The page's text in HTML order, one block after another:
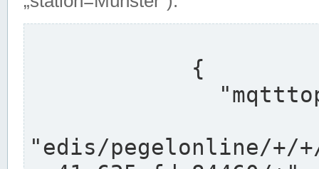
"edis/pegelonline/+/